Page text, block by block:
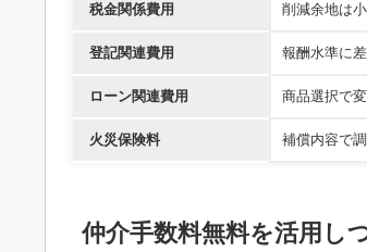
税金関係費用 削減余地は
登記関連費用 報酬水準に差
ローン関連費用 商品選択で
火災保険料 補償内容で
仲介手数料無料を活用し